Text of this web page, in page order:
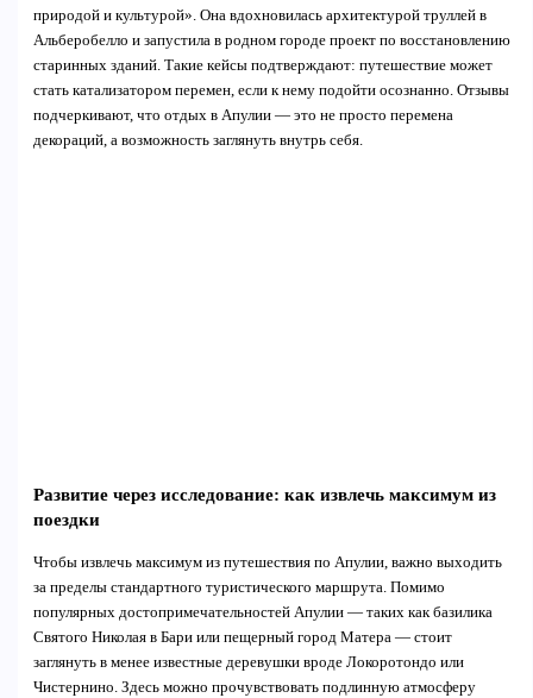
природой и культурой». Она вдохновилась архитектурой труллей в
Альберобелло и запустила в родном городе проект по восстановлению
старинных зданий. Такие кейсы подтверждают: путешествие может
стать катализатором перемен, если к нему подойти осознанно. Отзывы
подчеркивают, что отдых в Апулии — это не просто перемена
декораций, а возможность заглянуть внутрь себя.
Развитие через исследование: как извлечь максимум из
поездки
Чтобы извлечь максимум из путешествия по Апулии, важно выходить
за пределы стандартного туристического маршрута. Помимо
популярных достопримечательностей Апулии — таких как базилика
Святого Николая в Бари или пещерный город Матера — стоит
заглянуть в менее известные деревушки вроде Локоротондо или
Чистернино. Здесь можно прочувствовать подлинную атмосферу